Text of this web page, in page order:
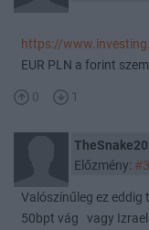
https://
EUR PLN a forint
0 1
Előzmény:
Valószínűleg ez eddig
50bpt vág vagy